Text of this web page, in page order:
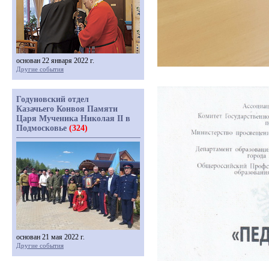
основан 22 января 2022 г.
Другие события
Годуновский отдел
Казачьего Конвоя Памяти
Царя Мученика Николая II в
Подмосковье (324)
основан 21 мая 2022 г.
Другие события